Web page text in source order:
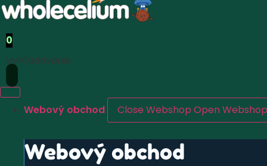
0
Vyhľadávanie
Webový obchod Close Webshop Open Webshop
Webový obchod